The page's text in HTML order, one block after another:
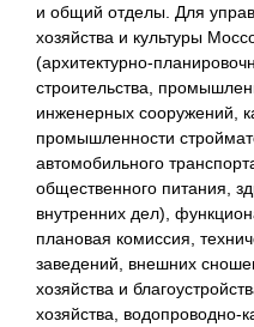
и общий отделы. Для
хозяйства и культуры
(архитектурно-
строительства,
инженерных сооружений,
промышленности
автомобильного
общественного питания,
внутренних дел),
плановая комиссия,
заведений, внешних
хозяйства и
хозяйства, водопроводно-